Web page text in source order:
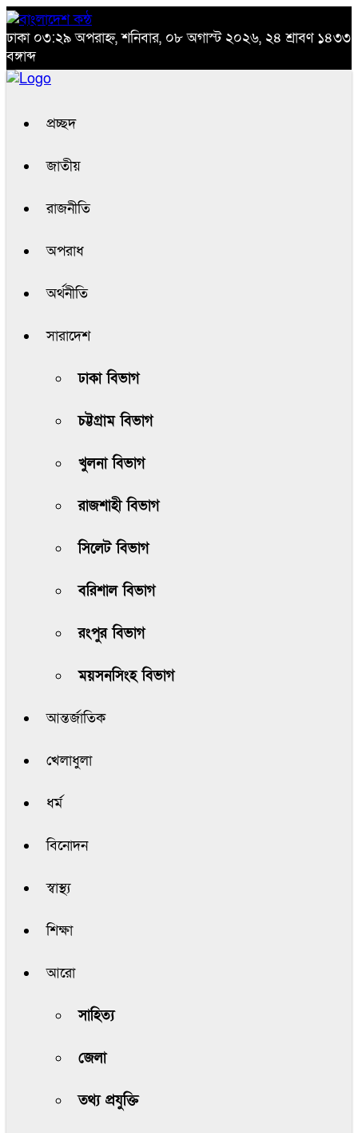
ঢাকা ০৩:২৯ অপরাহ্ন, শনিবার, ০৮ অগাস্ট ২০২৬, ২৪ শ্রাবণ ১৪৩৩
বঙ্গাব্দ
প্রচ্ছদ
জাতীয়
রাজনীতি
অপরাধ
অর্থনীতি
সারাদেশ
ঢাকা বিভাগ
চট্টগ্রাম বিভাগ
খুলনা বিভাগ
রাজশাহী বিভাগ
সিলেট বিভাগ
বরিশাল বিভাগ
রংপুর বিভাগ
ময়সনসিংহ বিভাগ
আন্তর্জাতিক
খেলাধুলা
ধর্ম
বিনোদন
স্বাস্থ্য
শিক্ষা
আরো
সাহিত্য
জেলা
তথ্য প্রযুক্তি